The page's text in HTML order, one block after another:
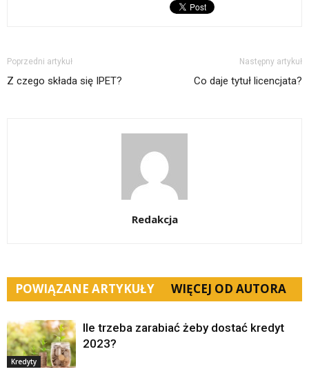
Poprzedni artykuł
Z czego składa się IPET?
Następny artykuł
Co daje tytuł licencjata?
Redakcja
POWIĄZANE ARTYKUŁY WIĘCEJ OD AUTORA
Kredyty
Ile trzeba zarabiać żeby dostać kredyt
2023?